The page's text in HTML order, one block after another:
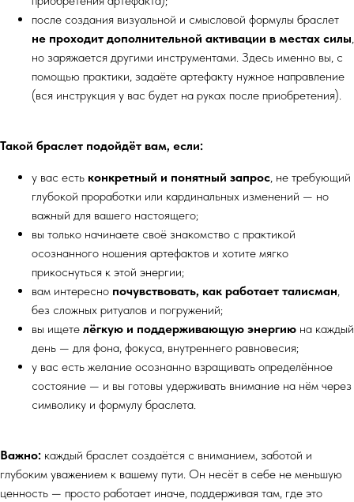
после создания визуальной и смысловой формулы браслет
не проходит дополнительной активации в местах силы,
но заряжается другими инструментами. Здесь именно вы, с
помощью практики, задаёте артефакту нужное направление
(вся инструкция у вас будет на руках после приобретения).
Такой браслет подойдёт вам, если:
у вас есть конкретный и понятный запрос, не требующий
глубокой проработки или кардинальных изменений — но
важный для вашего настоящего;
вы только начинаете своё знакомство с практикой
осознанного ношения артефактов и хотите мягко
прикоснуться к этой энергии;
вам интересно почувствовать, как работает талисман,
без сложных ритуалов и погружений;
вы ищете лёгкую и поддерживающую энергию на каждый
день — для фона, фокуса, внутреннего равновесия;
у вас есть желание осознанно взращивать определённое
состояние — и вы готовы удерживать внимание на нём через
символику и формулу браслета.
Важно: каждый браслет создаётся с вниманием, заботой и
глубоким уважением к вашему пути. Он несёт в себе не меньшую
ценность — просто работает иначе, поддерживая там, где это